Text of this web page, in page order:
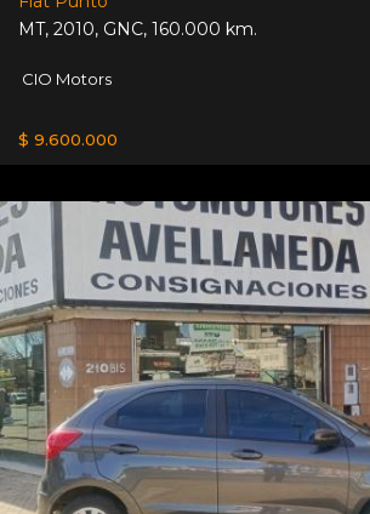
MT, 2010, GNC, 160.000 km.
CIO Motors
$ 9.600.000